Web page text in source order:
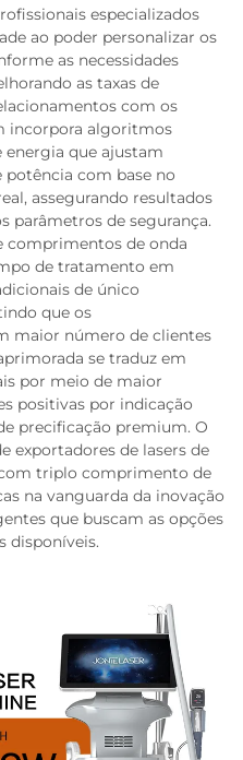
especializados
ao poder personalizar os
as necessidades
as taxas de
com os
incorpora algoritmos
que ajustam
com base no
assegurando resultados
parâmetros de segurança.
comprimentos de onda
de tratamento em
de único
que os
maior número de clientes
se traduz em
por meio de maior
positivas por indicação
precificação premium. O
exportadores de lasers de
triplo comprimento de
na vanguarda da inovação
que buscam as opções
disponíveis.